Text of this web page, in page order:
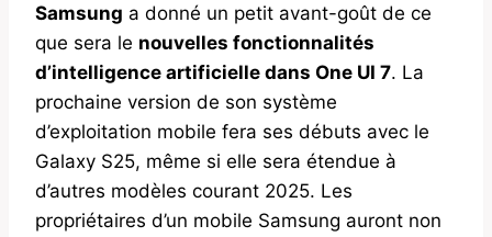
Samsung a donné un petit avant-goût de ce
que sera le nouvelles fonctionnalités
d’intelligence artificielle dans One UI 7. La
prochaine version de son système
d’exploitation mobile fera ses débuts avec le
Galaxy S25, même si elle sera étendue à
d’autres modèles courant 2025. Les
propriétaires d’un mobile Samsung auront non